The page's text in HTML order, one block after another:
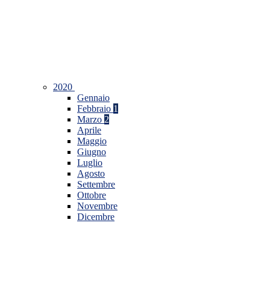
2020
Gennaio
Febbraio 1
Marzo 2
Aprile
Maggio
Giugno
Luglio
Agosto
Settembre
Ottobre
Novembre
Dicembre